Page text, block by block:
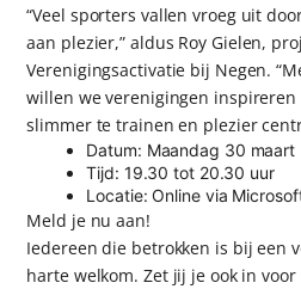
“Veel sporters vallen vroeg uit
aan plezier,” aldus Roy Gielen,
Verenigingsactivatie bij Negen.
willen we verenigingen
slimmer te trainen en plezier
Datum: Maandag 30 maart
Tijd: 19.30 tot 20.30 uur
Locatie: Online via
Meld je nu aan!
Iedereen die betrokken is bij een
harte welkom. Zet jij je ook in